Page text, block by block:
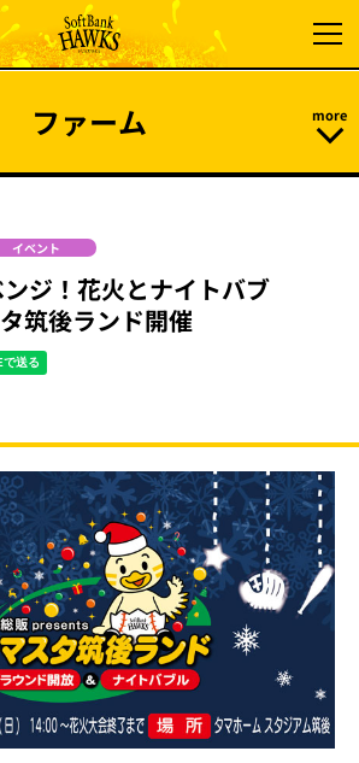
ファーム
イベント
ンジ！花火とナイトバブ
筑後ランド開催